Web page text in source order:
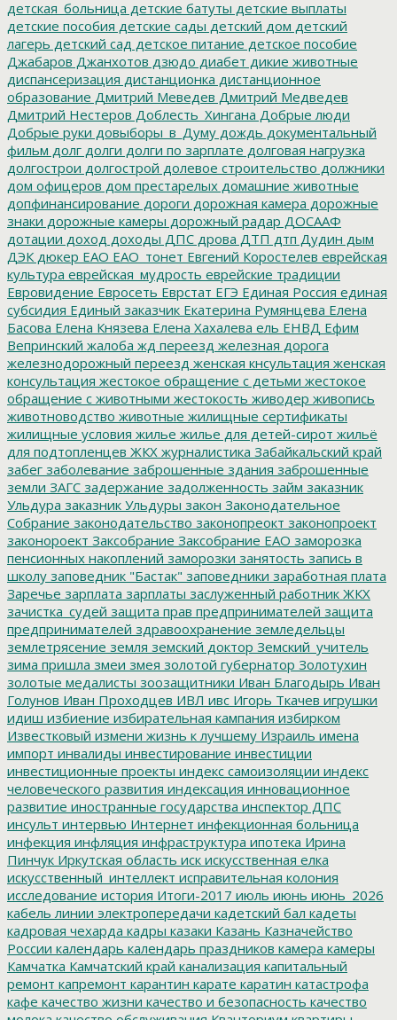
детская_больница детские батуты детские выплаты
детские пособия детские сады детский дом детский
лагерь детский сад детское питание детское пособие
Джабаров Джанхотов дзюдо диабет дикие животные
диспансеризация дистанционка дистанционное
образование Дмитрий Меведев Дмитрий Медведев
Дмитрий Нестеров Доблесть_Хингана Добрые люди
Добрые руки довыборы_в_Думу дождь документальный
фильм долг долги долги по зарплате долговая нагрузка
долгострои долгострой долевое строительство должники
дом офицеров дом престарелых домашние животные
допфинансирование дороги дорожная камера дорожные
знаки дорожные камеры дорожный радар ДОСААФ
дотации доход доходы ДПС дрова ДТП дтп Дудин дым
ДЭК дюкер ЕАО ЕАО_тонет Евгений Коростелев еврейская
культура еврейская_мудрость еврейские традиции
Евровидение Евросеть Еврстат ЕГЭ Единая Россия единая
субсидия Единый заказчик Екатерина Румянцева Елена
Басова Елена Князева Елена Хахалева ель ЕНВД Ефим
Вепринский жалоба жд переезд железная дорога
железнодорожный переезд женская кнсультация женская
консультация жестокое обращение с детьми жестокое
обращение с животными жестокость живодер живопись
животноводство животные жилищные сертификаты
жилищные условия жилье жилье для детей-сирот жильё
для подтопленцев ЖКХ журналистика Забайкальский край
забег заболевание заброшенные здания заброшенные
земли ЗАГС задержание задолженность займ заказник
Ульдура заказник Ульдуры закон Законодательное
Собрание законодательство законопреокт законопроект
законороект Заксобрание Заксобрание ЕАО заморозка
пенсионных накоплений заморозки занятость запись в
школу заповедник "Бастак" заповедники заработная плата
Заречье зарплата зарплаты заслуженный работник ЖКХ
зачистка_судей защита прав предпринимателей защита
предпринимателей здравоохранение земледельцы
землетрясение земля земский доктор Земский_учитель
зима пришла змеи змея золотой губернатор Золотухин
золотые медалисты зоозащитники Иван Благодырь Иван
Голунов Иван Проходцев ИВЛ ивс Игорь Ткачев игрушки
идиш избиение избирательная кампания избирком
Известковый измени жизнь к лучшему Израиль имена
импорт инвалиды инвестирование инвестиции
инвестиционные проекты индекс самоизоляции индекс
человеческого развития индексация инновационное
развитие иностранные государства инспектор ДПС
инсульт интервью Интернет инфекционная больница
инфекция инфляция инфраструктура ипотека Ирина
Пинчук Иркутская область иск искусственная елка
искусственный_интеллект исправительная колония
исследование история Итоги-2017 июль июнь июнь_2026
кабель линии электропередачи кадетский бал кадеты
кадровая чехарда кадры казаки Казань Казначейство
России календарь календарь праздников камера камеры
Камчатка Камчатский край канализация капитальный
ремонт капремонт карантин карате каратин катастрофа
кафе качество жизни качество и безопасность качество